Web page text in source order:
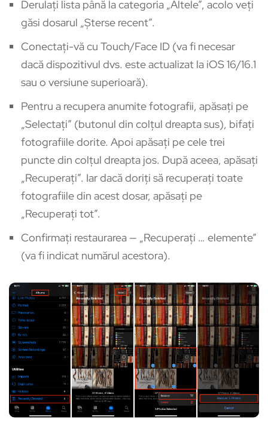
Derulați lista până la categoria „Altele”, acolo veți
găsi dosarul „Șterse recent”.
Conectați-vă cu Touch/Face ID (va fi necesar
dacă dispozitivul dvs. este actualizat la iOS 16/16.1
sau o versiune superioară).
Pentru a recupera anumite fotografii, apăsați pe
„Selectați” (butonul din colțul dreapta sus), bifați
fotografiile dorite. Apoi apăsați pe cele trei
puncte din colțul dreapta jos. După aceea, apăsați
„Recuperați”. Iar dacă doriți să recuperați toate
fotografiile din acest dosar, apăsați pe
„Recuperați tot”.
Confirmați restaurarea — „Recuperați … elemente”
(va fi indicat numărul acestora).